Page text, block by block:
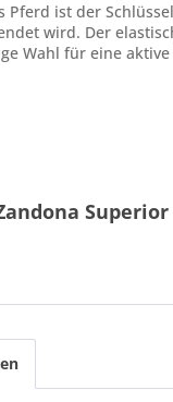
Pferd ist der
wird. Der
Wahl für eine
Superior